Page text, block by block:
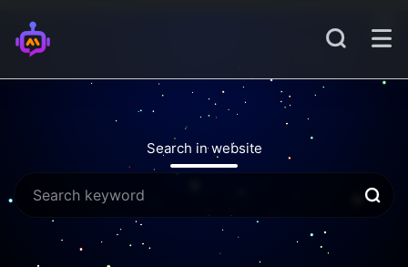
Search in website